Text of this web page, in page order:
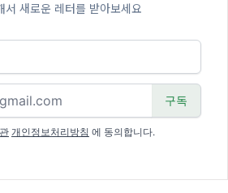
서 새로운 레터를 받아보세요
개인정보처리방침 에 동의합니다.